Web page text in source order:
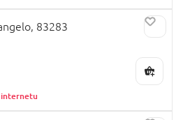
83283
internetu